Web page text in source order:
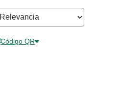
Código QR